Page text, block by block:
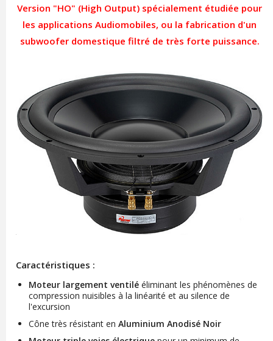
Version "HO" (High Output) spécialement étudiée pour
les applications Audiomobiles, ou la fabrication d'un
subwoofer domestique filtré de très forte puissance.
Caractéristiques :
Moteur largement ventilééliminant les phénomènes de
compression nuisibles à la linéarité et au silence de
l'excursion
Cône très résistant en Aluminium Anodisé Noir